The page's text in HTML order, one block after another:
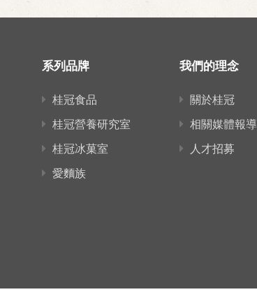
系列品牌
桂冠食品
桂冠營養研究室
桂冠冰菓室
愛麵族
我們的理念
關於桂冠
相關媒體報導
人才招募